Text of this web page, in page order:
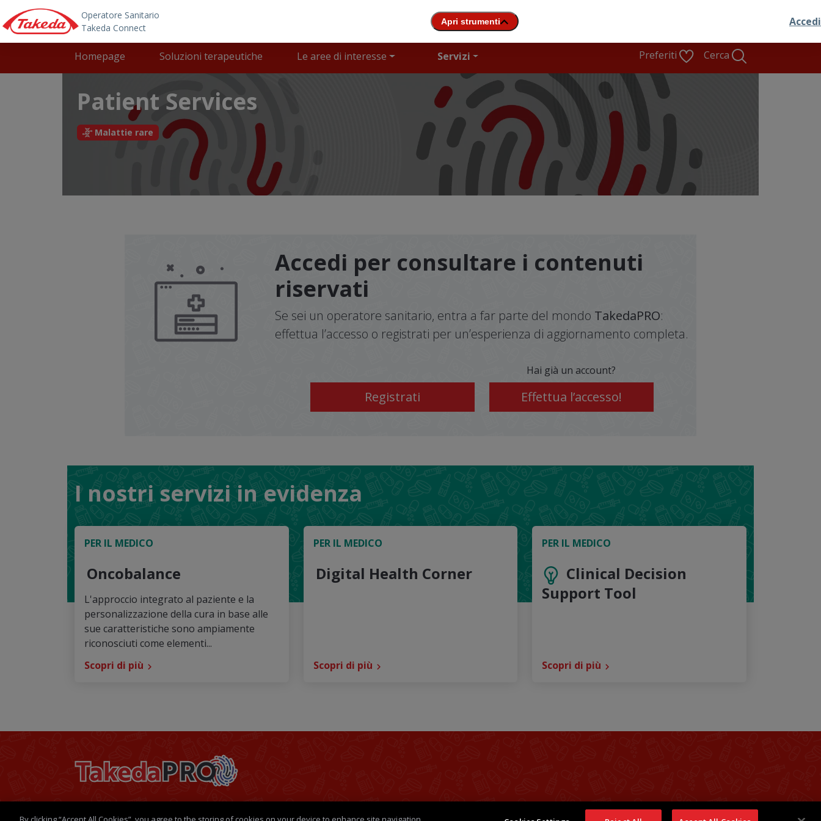
Skip to main content
Main navigation
Homepage Soluzioni terapeutiche Le aree di interesse Servizi Preferiti Cerca
Patient Services
Malattie rare
Accedi per consultare i contenuti
riservati
Se sei un operatore sanitario, entra a far parte del mondo TakedaPRO:
effettua l’accesso o registrati per un’esperienza di aggiornamento completa.
Registrati
Hai già un account?
I nostri servizi in evidenza
PER IL MEDICO
Oncobalance
L'approccio integrato al paziente e la
personalizzazione della cura in base alle
sue caratteristiche sono ampiamente
riconosciuti come elementi...
Scopri di più
PER IL MEDICO
Digital Health Corner
Scopri di più
PER IL MEDICO
Clinical Decision
Support Tool
Scopri di più
Takeda Italia